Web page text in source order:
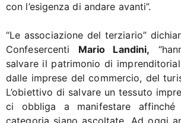
con l’esigenza di andare avanti”.
“Le associazione del terziario”
Confesercenti Mario Landini,
salvare il patrimonio di
dalle imprese del commercio, del
L’obiettivo di salvare un tessuto
ci obbliga a manifestare